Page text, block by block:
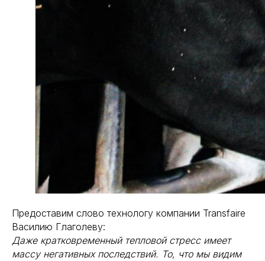
Предоставим слово технологу компании Transfaire
Василию Глаголеву:
Даже кратковременный тепловой стресс имеет
массу негативных последствий. То, что мы видим